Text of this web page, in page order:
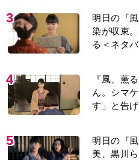
3
明日の『
染が収束
る＜ネタ
4
『風、薫
ん。シマ
す」と告
5
明日の『
美、黒川